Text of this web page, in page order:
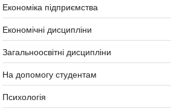
Економіка підприємства
Економічні дисципліни
Загальноосвітні дисципліни
На допомогу студентам
Психологія